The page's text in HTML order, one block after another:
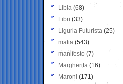
Libia (68)
Libri (33)
Liguria Futurista (25)
mafia (543)
manifesto (7)
Margherita (16)
Maroni (171)